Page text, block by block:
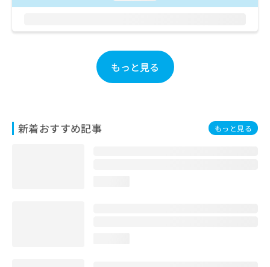
もっと見る
新着おすすめ記事 もっと見る
お
い